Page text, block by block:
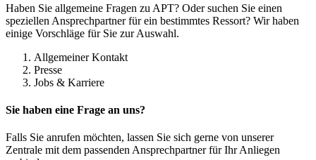
Haben Sie allgemeine Fragen zu APT? Oder suchen Sie einen
speziellen Ansprechpartner für ein bestimmtes Ressort? Wir haben
einige Vorschläge für Sie zur Auswahl.
Allgemeiner Kontakt
Presse
Jobs & Karriere
Sie haben eine Frage an uns?
Falls Sie anrufen möchten, lassen Sie sich gerne von unserer
Zentrale mit dem passenden Ansprechpartner für Ihr Anliegen